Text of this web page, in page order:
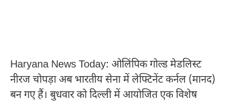
Haryana News Today: ओलिंपिक गोल्ड मेडलिस्ट
नीरज चोपड़ा अब भारतीय सेना में लेफ्टिनेंट कर्नल (मानद)
बन गए हैं। बुधवार को दिल्ली में आयोजित एक विशेष